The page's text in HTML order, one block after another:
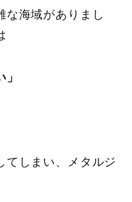
な海域がありまし
てしまい、メタルジ